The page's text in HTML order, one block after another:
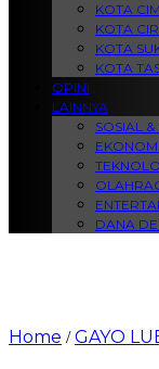
KOTA
KOTA
KOTA
KOTA
OPINI
LAINNYA
SOSIAL
DANA
Home /GAYO